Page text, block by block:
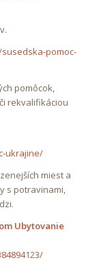
pomoc-
pomôcok,
rekvalifikáciou
ukrajine/
miest a
s potravinami,
Ubytovanie